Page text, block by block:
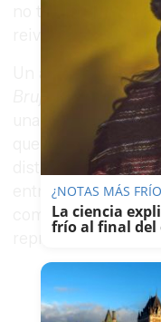
no terroristas; Por
reivindican los
Un adulto del
Bruja y don Cristóbal
una de las
que se leía: “Gora
distintos medios,
entre los
como el
representaba a un
¿NOTAS MÁS
La ciencia
frío al final del